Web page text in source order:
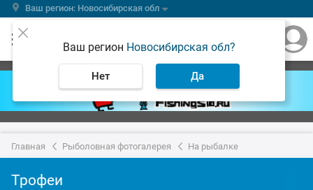
Ваш регион: Новосибирская обл
Ваш регион Новосибирская обл?
Нет Да
Главная Рыболовная фотогалерея На рыбалке
Трофеи